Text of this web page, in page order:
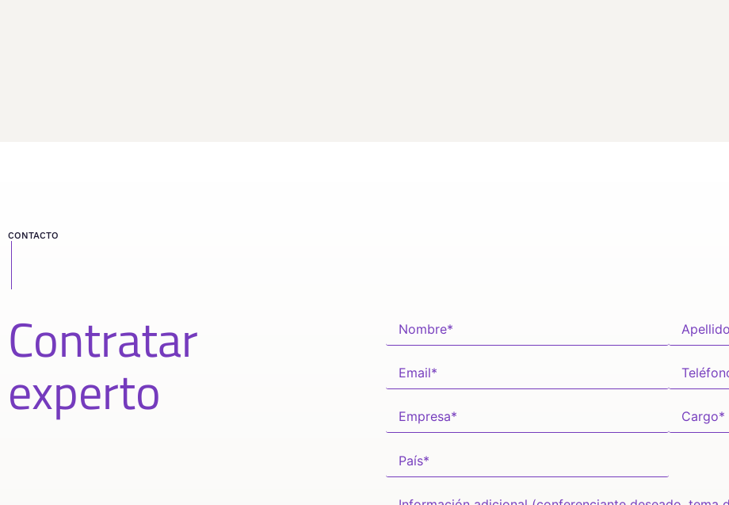
CONTACTO
Contratar
experto